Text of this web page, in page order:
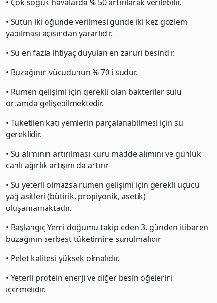
• Çok soğuk havalarda % 50 artırılarak verilebilir.
• Sütün iki öğünde verilmesi günde iki kez gözlem
yapılması açısından yararlıdır.
• Su en fazla ihtiyaç duyulan en zaruri besindir.
• Buzağının vücudunun % 70 i sudur.
• Rumen gelişimi için gerekli olan bakteriler sulu
ortamda gelişebilmektedir.
• Tüketilen katı yemlerin parçalanabilmesi için su
gereklidir.
• Su alımının artırılması kuru madde alımını ve günlük
canlı ağırlık artışını da artırır
• Su yeterli olmazsa rumen gelişimi için gerekli uçucu
yağ asitleri (bütirik, propiyonik, asetik)
oluşamamaktadır.
• Başlangıç Yemi doğumu takip eden 3. günden itibaren
buzağının serbest tüketimine sunulmalıdır
• Pelet kalitesi yüksek olmalıdır.
• Yeterli protein enerji ve diğer besin öğelerini
içermelidir.